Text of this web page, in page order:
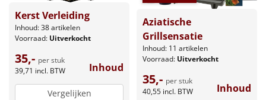
Kerst Verleiding
Inhoud: 38 artikelen
Voorraad: Uitverkocht
35,- per stuk
39,71 incl. BTW Inhoud
Vergelijken
Aziatische
Grillsensatie
Inhoud: 11 artikelen
Voorraad: Uitverkocht
35,- per stuk
40,55 incl. BTW Inhoud